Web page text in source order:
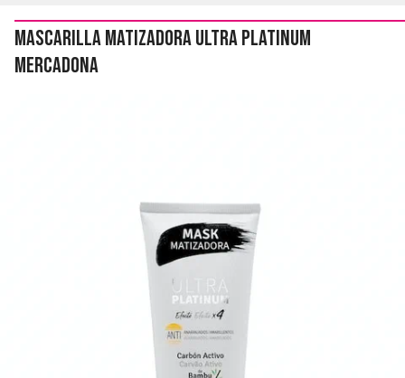
Mascarilla Matizadora Ultra Platinum
Mercadona